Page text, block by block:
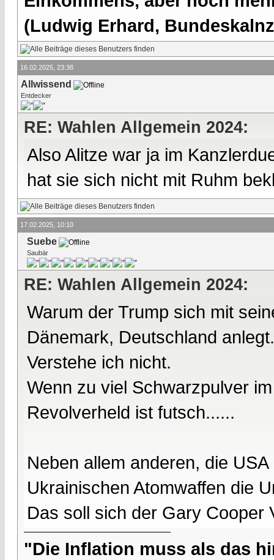
(Ludwig Erhard,
16.02.2025, 23:38
Allwissend
Entdecker
RE: Wahlen Allgemein 2024:
Also Alitze war ja im
hat sie sich nicht mit Ruhm
17.02.2025, 10:10
Suebe
Saubär
RE: Wahlen Allgemein 2024:
Warum der Trump sich mit
Dänemark, Deutschland anlegt.
Verstehe ich nicht.
Wenn zu viel Schwarzpulver
Revolverheld ist futsch......
Neben allem anderen, die
Ukrainischen Atomwaffen die
Das soll sich der Gary Cooper
"Die Inflation muss als das